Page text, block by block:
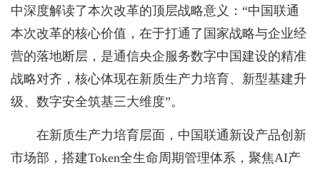
中深度解读了本次改革的顶层战略意义：“中国联通
本次改革的核心价值，在于打通了国家战略与企业经
营的落地断层，是通信央企服务数字中国建设的精准
战略对齐，核心体现在新质生产力培育、新型基建升
级、数字安全筑基三大维度”。
在新质生产力培育层面，中国联通新设产品创新
市场部，搭建Token全生命周期管理体系，聚焦AI产